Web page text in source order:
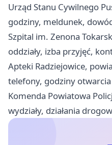
Urząd Stanu Cywilnego
godziny, meldunek,
Szpital im. Zenona
oddziały, izba przyjęć,
Apteki Radziejowice,
telefony, godziny otwarcia
Komenda Powiatowa
wydziały, działania